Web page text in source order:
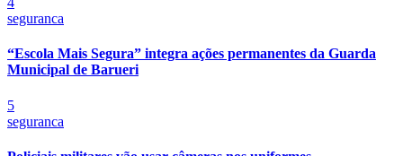
seguranca
“Escola Mais Segura” integra ações permanentes da Guarda
Municipal de Barueri
5
seguranca